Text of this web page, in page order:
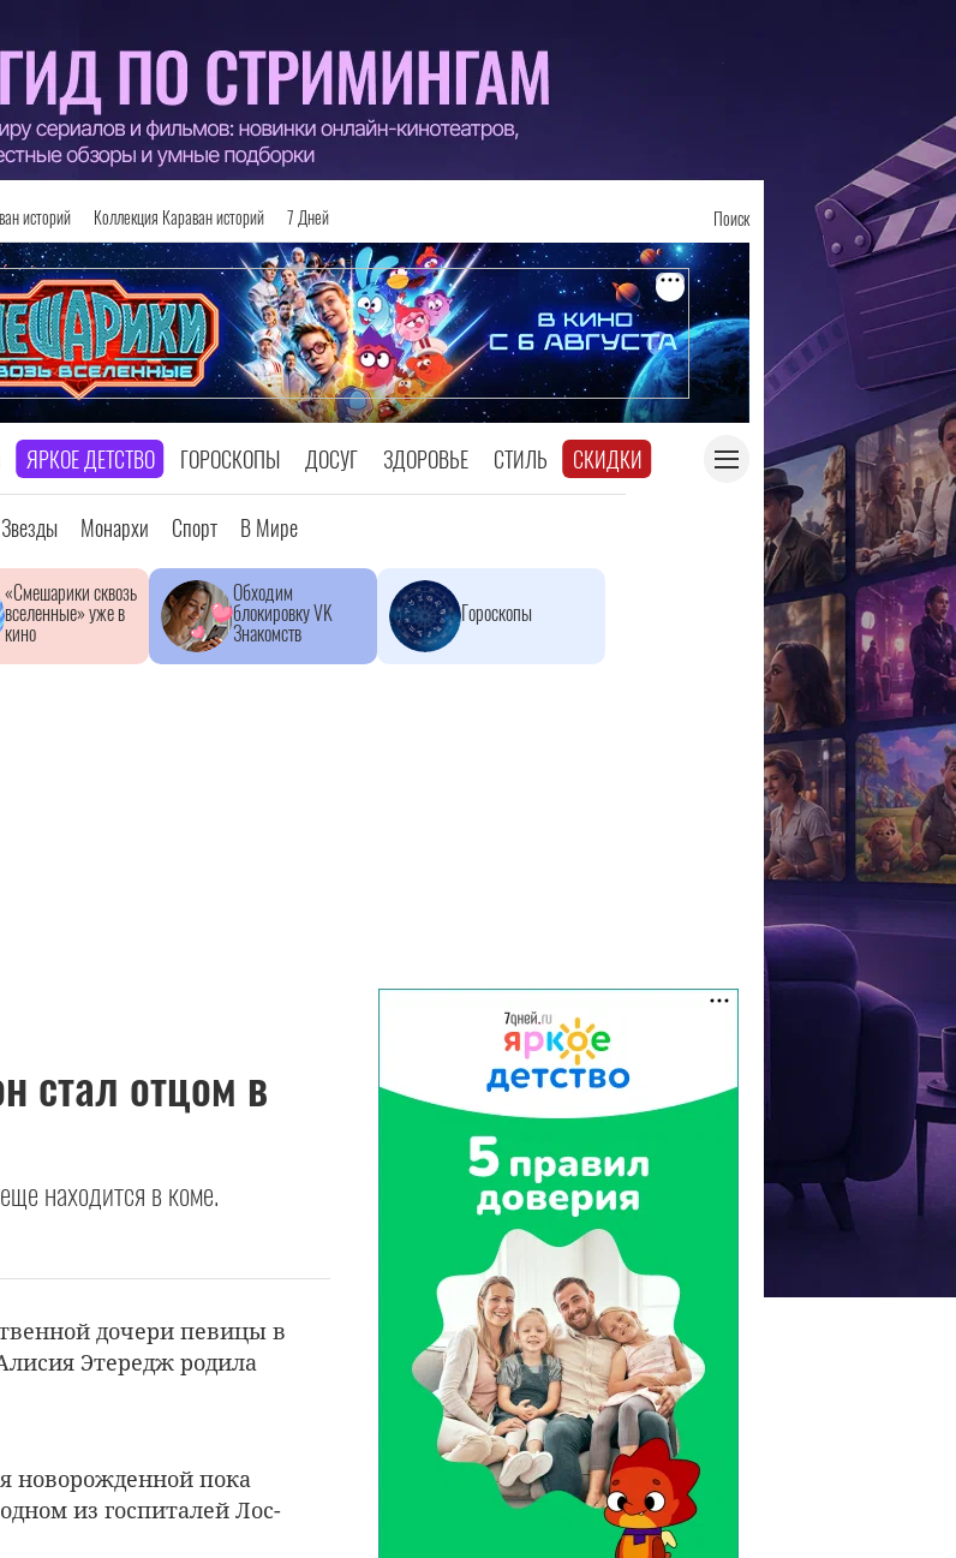
историй Коллекция Караван историй 7 Дней Поиск
ЯРКОЕ ДЕТСТВО ГОРОСКОПЫ ДОСУГ ЗДОРОВЬЕ СТИЛЬ СКИДКИ
Звезды Монархи Спорт В Мире
«Смешарики сквозь
вселенные» уже в
кино
Обходим
блокировку VK
Знакомств
Гороскопы
стал отцом в
находится в коме.
дочери певицы в
Этередж родила
новорожденной пока
из госпиталей Лос-